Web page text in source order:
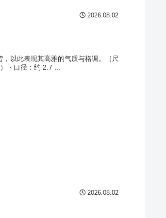
2026.08.02
以此表现其高雅的气质与格调。［尺
・口径：约 2.7 ...
2026.08.02